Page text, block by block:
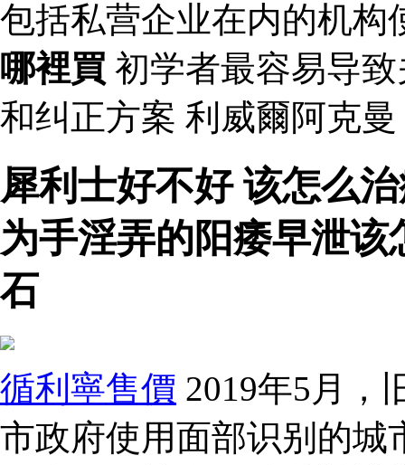
包括私营企业在内的机
哪裡買 初学者最容易导
和纠正方案 利威爾阿克曼
犀利士好不好 该怎么
为手淫弄的阳痿早泄
石
循利寧售價 2019年5月，
市政府使用面部识别的城